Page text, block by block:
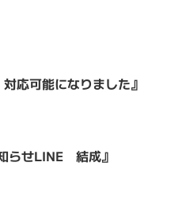
対応可能になりました』
らせLINE 結成』